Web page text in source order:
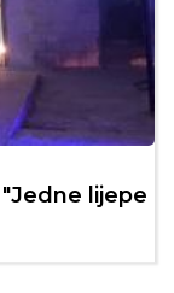
lijepe